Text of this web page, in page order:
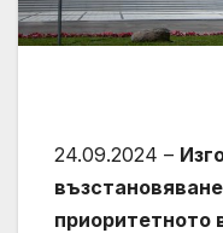
24.09.2024 –
приоритетното